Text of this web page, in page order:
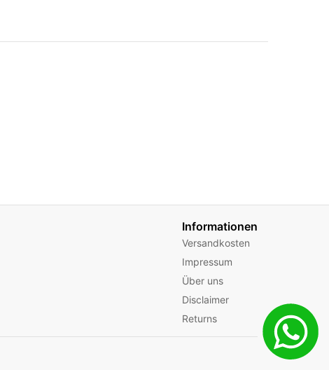
Informationen
Versandkosten
Impressum
Über uns
Disclaimer
Returns